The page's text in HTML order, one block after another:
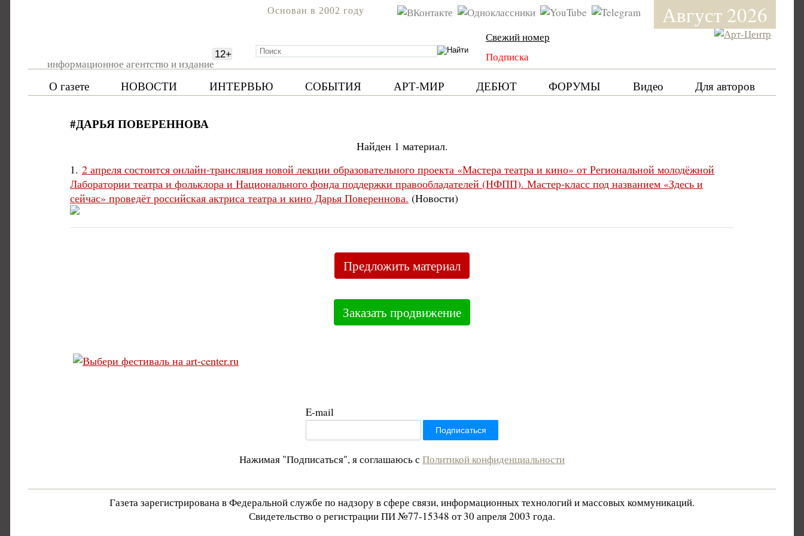
Август 2026
информационное агентство и издание
12+
Основан в 2002 году
Свежий номер
Подписка
О газете НОВОСТИ ИНТЕРВЬЮ СОБЫТИЯ АРТ-МИР ДЕБЮТ ФОРУМЫ Видео Для авторов
#ДАРЬЯ ПОВЕРЕННОВА
Найден 1 материал.
1. 2 апреля состоится онлайн-трансляция новой лекции образовательного проекта «Мастера театра и кино» от Региональной молодёжной
Лаборатории театра и фольклора и Национального фонда поддержки правообладателей (НФПП). Мастер-класс под названием «Здесь и
сейчас» проведёт российская актриса театра и кино Дарья Повереннова. (Новости)
Предложить материал
Заказать продвижение
E-mail
Нажимая "Подписаться", я соглашаюсь с Политикой конфиденциальности
Газета зарегистрирована в Федеральной службе по надзору в сфере связи, информационных технологий и массовых коммуникаций.
Свидетельство о регистрации ПИ №77-15348 от 30 апреля 2003 года.